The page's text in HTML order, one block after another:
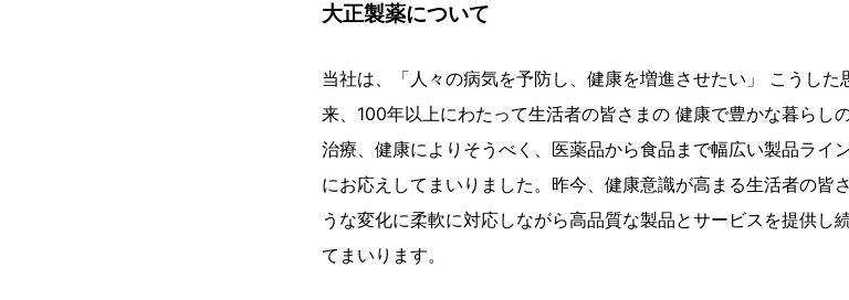
大正製薬について
当社は、「人々の病気を予防し、健康を増進させたい」 こうし
来、100年以上にわたって生活者の皆さまの 健康で豊かな暮らし
治療、健康によりそうべく、医薬品から食品まで幅広い製品ライ
にお応えしてまいりました。昨今、健康意識が高まる生活者の皆
うな変化に柔軟に対応しながら高品質な製品とサービスを提供し
てまいります。